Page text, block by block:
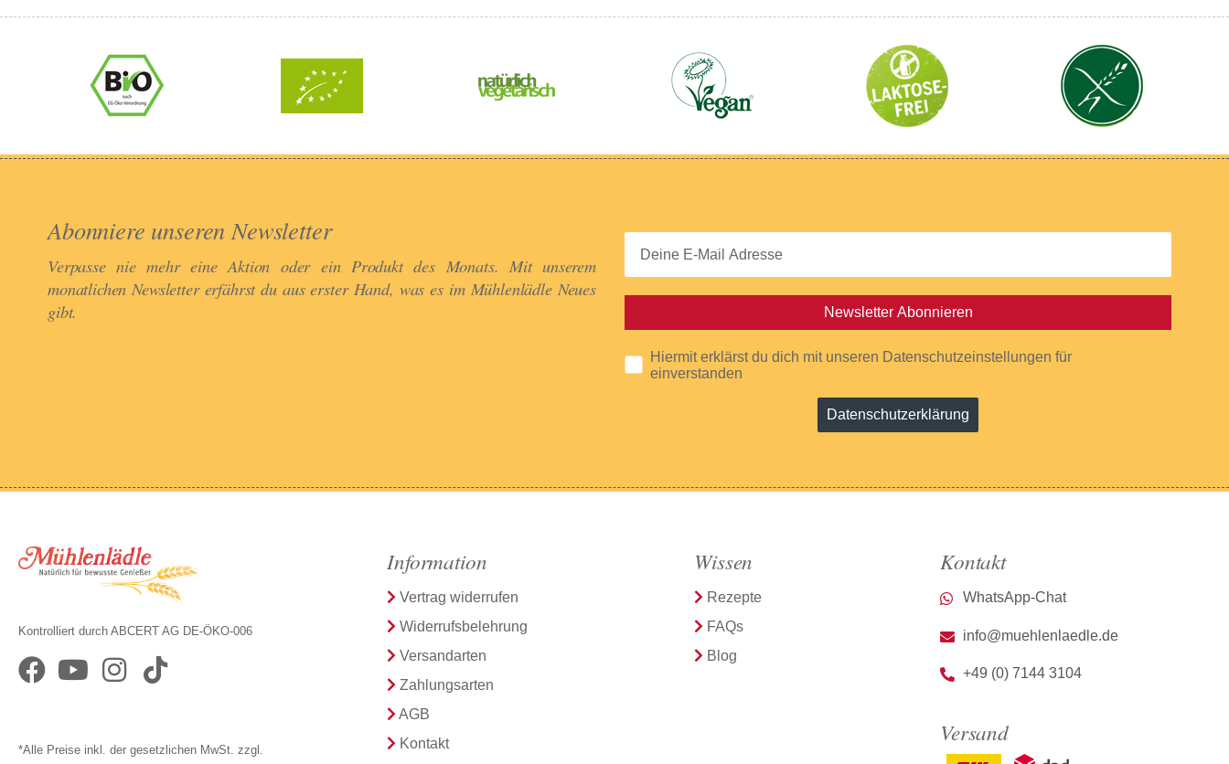
Abonniere unseren Newsletter​
Verpasse nie mehr eine Aktion oder ein Produkt des Monats. Mit unserem
monatlichen Newsletter erfährst du aus erster Hand, was es im Mühlenlädle Neues
gibt.​
Newsletter Abonnieren
Hiermit erklärst du dich mit unseren Datenschutzeinstellungen für
einverstanden
Datenschutzerklärung
Kontrolliert durch ABCERT AG DE-ÖKO-006
*Alle Preise inkl. der gesetzlichen MwSt. zzgl.
Information
Vertrag widerrufen
Widerrufsbelehrung
Versandarten
Zahlungsarten
AGB
Kontakt
Wissen
Rezepte
FAQs
Blog
Kontakt
WhatsApp-Chat
info@muehlenlaedle.de
+49 (0) 7144 3104
Versand